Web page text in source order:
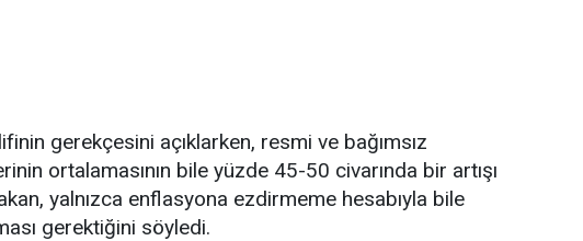
gerekçesini açıklarken, resmi ve bağımsız
ortalamasının bile yüzde 45-50 civarında bir artışı
yalnızca enflasyona ezdirmeme hesabıyla bile
gerektiğini söyledi.